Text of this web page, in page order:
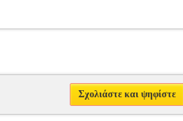
Σχολιάστε και ψηφίστε